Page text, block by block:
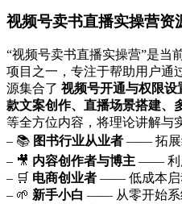
视频号卖书直播实操营资
“视频号卖书直播实操营”是当
项目之一，专注于帮助用户通
源集合了 视频号开通与权限设
款文案创作、直播场景搭建、
等全方位内容，将理论讲解与
– 📚 图书行业从业者 —— 拓展
– 🎥 内容创作者与博主 —— 利
– 🛒 电商创业者 —— 低成本启
– 🌱 新手小白 —— 从零开始系